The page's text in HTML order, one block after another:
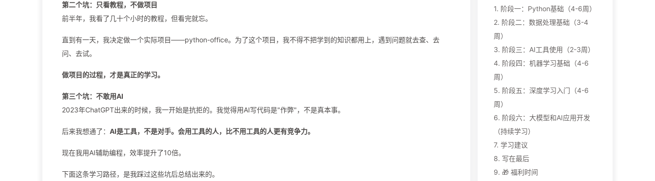
第二个坑：只看教程，不做项目
前半年，我看了几十个小时的教程，但看完就忘。
直到有一天，我决定做一个实际项目——python-office。为了这个项目，我不得不把学到的知识都用上，遇到问题就去查、去
问、去试。
做项目的过程，才是真正的学习。
第三个坑：不敢用AI
2023年ChatGPT出来的时候，我一开始是抗拒的。我觉得用AI写代码是"作弊"，不是真本事。
后来我想通了： AI是工具，不是对手。会用工具的人，比不用工具的人更有竞争力。
现在我用AI辅助编程，效率提升了10倍。
下面这条学习路径，是我踩过这些坑后总结出来的。
1. 阶段一：Python基础（4-6周）
2. 阶段二：数据处理基础（3-4
周）
3. 阶段三：AI工具使用（2-3周）
4. 阶段四：机器学习基础（4-6
周）
5. 阶段五：深度学习入门（4-6
周）
6. 阶段六：大模型和AI应用开发
（持续学习）
7. 学习建议
8. 写在最后
9. 🎁 福利时间